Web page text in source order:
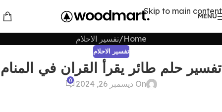
Skip to main content
MENU
Home تفسير الاحلام
تفسير الاحلام
تفسير حلم طائر يقرأ القران في المنام
On ديسمبر 26, 2024 0